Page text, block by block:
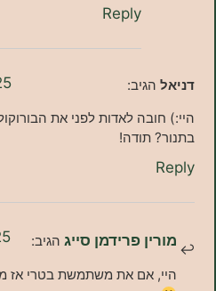
הגיב: 29/08/2025 בשעה
לאדות לפני את הבורוקולי? הוא
תודה!
פרידמן סייג הגיב: 02/09/2025 בשעה
אם את משתמשת בטרי אז ממליצה